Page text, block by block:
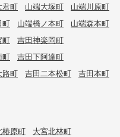
君町 山端大塚町
山端川原町
町 山端橋ノ本町
山端森本町
町
吉田神楽岡町
町
吉田下阿達町
路町 吉田二本松町
吉田本町
椿原町
大宮北林町